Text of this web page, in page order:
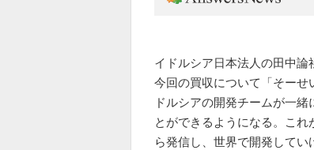
イドルシア日本法人の田中
今回の買収について「そーせ
ドルシアの開発チームが一
とができるようになる。こ
ら発信し、世界で開発してい